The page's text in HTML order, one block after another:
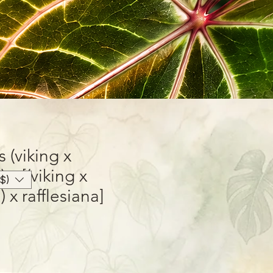
(viking x
x [(viking x
x rafflesiana]